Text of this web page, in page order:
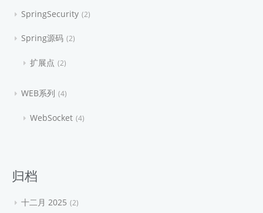
SpringSecurity 2
Spring源码 2
扩展点 2
WEB系列 4
WebSocket 4
归档
十二月 2025 2